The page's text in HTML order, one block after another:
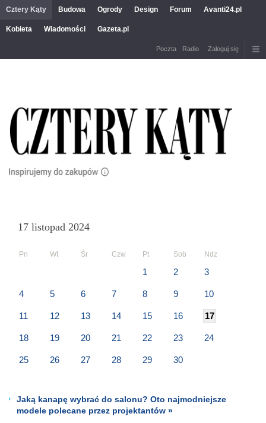
Cztery Kąty Budowa Ogrody Design Forum Avanti24.pl
Kobieta Wiadomości Gazeta.pl
Poczta Radio Zaloguj się
17 listopad 2024
Pn Wt Śr Czw Pt Sob Ndz
1 2 3
4 5 6 7 8 9 10
11 12 13 14 15 16 17
18 19 20 21 22 23 24
25 26 27 28 29 30
Jaką kanapę wybrać do salonu? Oto najmodniejsze
modele polecane przez projektantów »